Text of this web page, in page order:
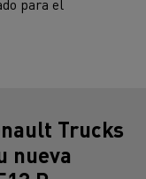
nueva
R